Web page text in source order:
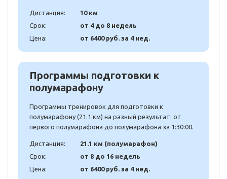
Дистанция:
10 км
Срок:
от 4 до 8 недель
Цена:
от 6400 руб. за 4 нед.
Программы подготовки к
полумарафону
Программы тренировок для подготовки к
полумарафону (21.1 км) на разный результат: от
первого полумарафона до полумарафона за 1:30:00.
Дистанция:
21.1 км (полумарафон)
Срок:
от 8 до 16 недель
Цена:
от 6400 руб. за 4 нед.